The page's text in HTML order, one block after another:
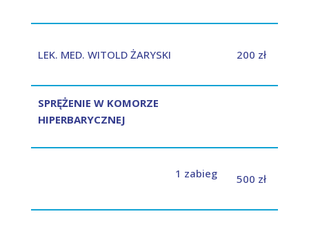
LEK. MED. WITOLD ŻARYSKI 200 zł
SPRĘŻENIE W KOMORZE
HIPERBARYCZNEJ
1 zabieg 500 zł